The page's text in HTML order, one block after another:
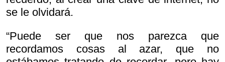
se le olvidará.
“Puede ser que nos parezca que
recordamos cosas al azar, que no